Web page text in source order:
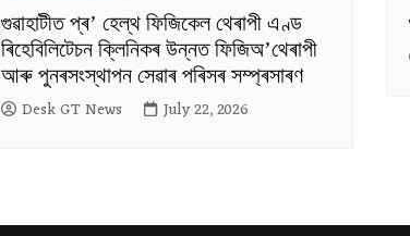
গুৱাহাটীত প্ৰ’ হেল্থ ফিজিকেল থেৰাপী এণ্ড
ৰিহেবিলিটেচন ক্লিনিকৰ উন্নত ফিজিঅ’থেৰাপী
আৰু পুনৰসংস্থাপন সেৱাৰ পৰিসৰ সম্প্ৰসাৰণ
Desk GT News July 22, 2026